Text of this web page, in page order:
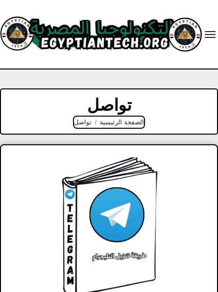
content
تواصل
الصفحة الرئيسية تواصل